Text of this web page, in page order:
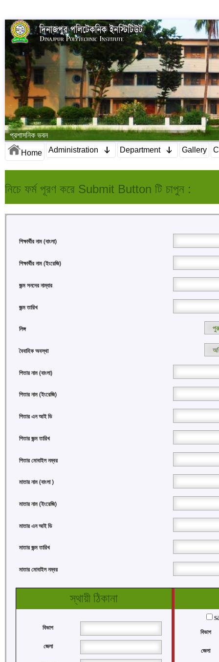
প্রশাসনিক ভবন
Home Administration Department Gallery
নিচে ফর্ম পূরণ করে Submit Button টি চাপুন :
শিক্ষার্থীর নাম (বাংলা)
শিক্ষার্থীর নাম (ইংরেজি)
জন্ম সনদের নাম্বার
জন্ম তারিখ
লিঙ্গ
বৈবাহিক অবস্থা
পিতার নাম (বাংলা)
পিতার নাম (ইংরেজি)
পিতার এন আই ডি
পিতার জন্ম তারিখ
পিতার মোবাইল নম্বর
মাতার নাম (বাংলা )
মাতার নাম (ইংরেজি)
মাতার এন আই ডি
মাতার জন্ম তারিখ
মাতার মোবাইল নম্বর
স্থায়ী ঠিকানা
বিভাগ
জেলা
বিভাগ
জেলা